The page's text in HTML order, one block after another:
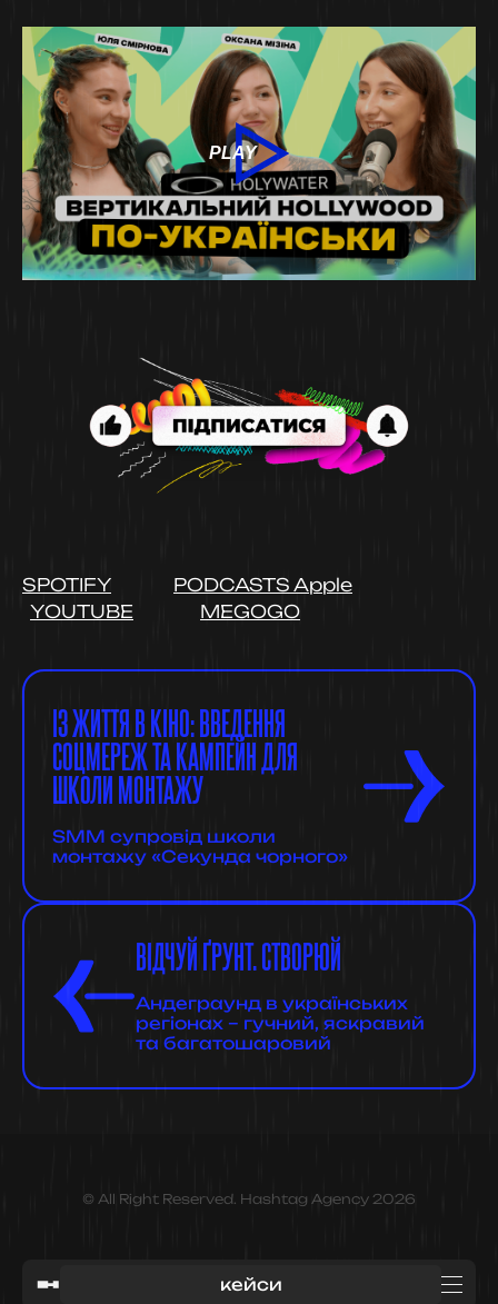
PLAY
SPOTIFY
PODCASTS Apple
YOUTUBE
MEGOGO
ВІДЧУЙ ҐРУНТ. СТВОРЮЙ
Андеграунд в українських
регіонах – гучний, яскравий
та багатошаровий
ІЗ ЖИТТЯ В КІНО: ВВЕДЕННЯ
СОЦМЕРЕЖ ТА КАМПЕЙН ДЛЯ
ШКОЛИ МОНТАЖУ
SMM супровід школи
монтажу «Секунда чорного»
кейси
© All Right Reserved. Hashtag Agency 2026